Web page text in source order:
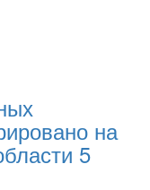
на
5